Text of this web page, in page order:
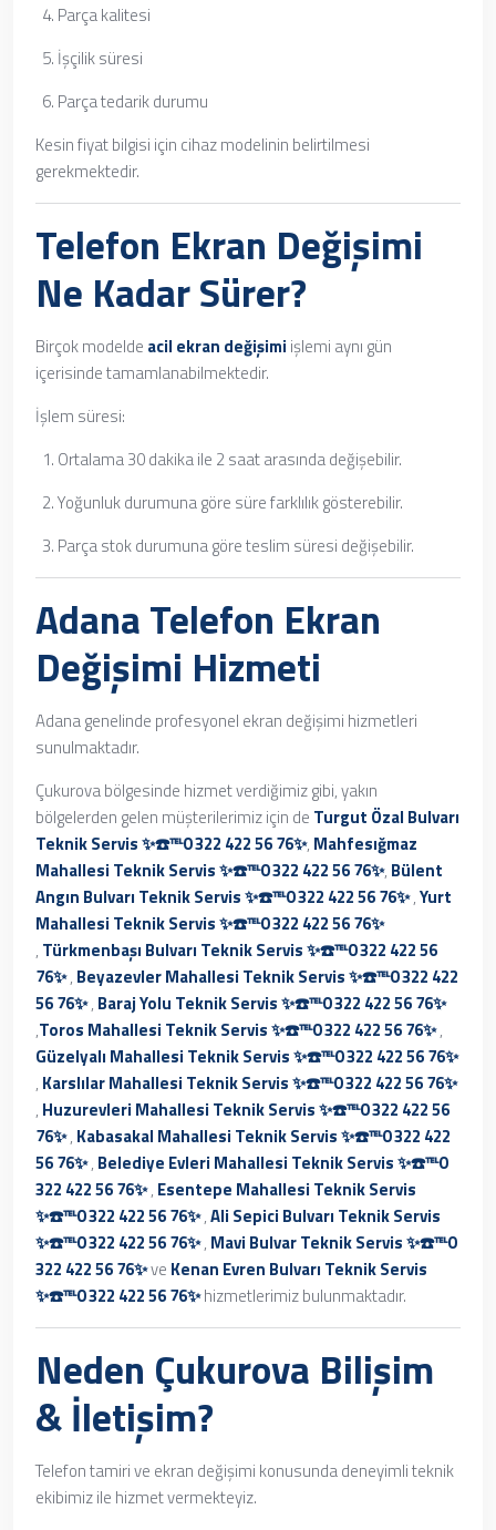
Parça kalitesi
İşçilik süresi
Parça tedarik durumu
Kesin fiyat bilgisi için cihaz modelinin belirtilmesi
gerekmektedir.
Telefon Ekran Değişimi
Ne Kadar Sürer?
Birçok modelde acil ekran değişimi işlemi aynı gün
içerisinde tamamlanabilmektedir.
İşlem süresi:
Ortalama 30 dakika ile 2 saat arasında değişebilir.
Yoğunluk durumuna göre süre farklılık gösterebilir.
Parça stok durumuna göre teslim süresi değişebilir.
Adana Telefon Ekran
Değişimi Hizmeti
Adana genelinde profesyonel ekran değişimi hizmetleri
sunulmaktadır.
Çukurova bölgesinde hizmet verdiğimiz gibi, yakın
bölgelerden gelen müşterilerimiz için de Turgut Özal Bulvarı
Teknik Servis ✨☎️℡0 322 422 56 76✨, Mahfesığmaz
Mahallesi Teknik Servis ✨☎️℡0 322 422 56 76✨, Bülent
Angın Bulvarı Teknik Servis ✨☎️℡0 322 422 56 76✨,Yurt
Mahallesi Teknik Servis ✨☎️℡0 322 422 56 76✨
, Türkmenbaşı Bulvarı Teknik Servis ✨☎️℡0 322 422 56
76✨, Beyazevler Mahallesi Teknik Servis ✨☎️℡0 322 422
56 76✨, Baraj Yolu Teknik Servis ✨☎️℡0 322 422 56 76✨
,Toros Mahallesi Teknik Servis ✨☎️℡0 322 422 56 76✨,
Güzelyalı Mahallesi Teknik Servis ✨☎️℡0 322 422 56 76✨
, Karslılar Mahallesi Teknik Servis ✨☎️℡0 322 422 56 76✨
, Huzurevleri Mahallesi Teknik Servis ✨☎️℡0 322 422 56
76✨, Kabasakal Mahallesi Teknik Servis ✨☎️℡0 322 422
56 76✨, Belediye Evleri Mahallesi Teknik Servis ✨☎️℡0
322 422 56 76✨, Esentepe Mahallesi Teknik Servis
✨☎️℡0 322 422 56 76✨,Ali Sepici Bulvarı Teknik Servis
✨☎️℡0 322 422 56 76✨, Mavi Bulvar Teknik Servis ✨☎️℡0
322 422 56 76✨ve Kenan Evren Bulvarı Teknik Servis
✨☎️℡0 322 422 56 76✨hizmetlerimiz bulunmaktadır.
Neden Çukurova Bilişim
& İletişim?
Telefon tamiri ve ekran değişimi konusunda deneyimli teknik
ekibimiz ile hizmet vermekteyiz.